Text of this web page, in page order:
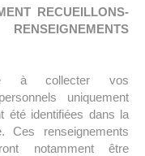
RECUEILLONS-
à collecter vos
uniquement
été identifiées dans la
Ces renseignements
notamment être